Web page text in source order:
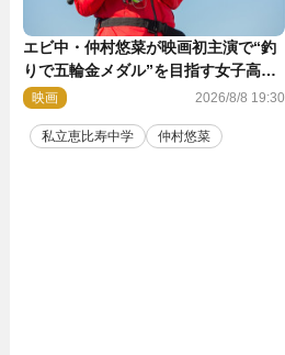
エビ中・仲村悠菜が映画初主演で“釣
りで五輪金メダル”を目指す女子高生
に！ 映画『つりこまち』今秋公開
映画 2026/8/8 19:30
私立恵比寿中学 仲村悠菜